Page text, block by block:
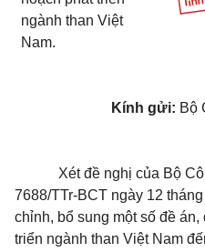
ngành than Việt
Nam.
Kính gửi: Bộ
Xét đề nghị của Bộ
7688/TTr-BCT ngày 12
chỉnh, bổ sung một số đề
triển ngành than Việt Nam